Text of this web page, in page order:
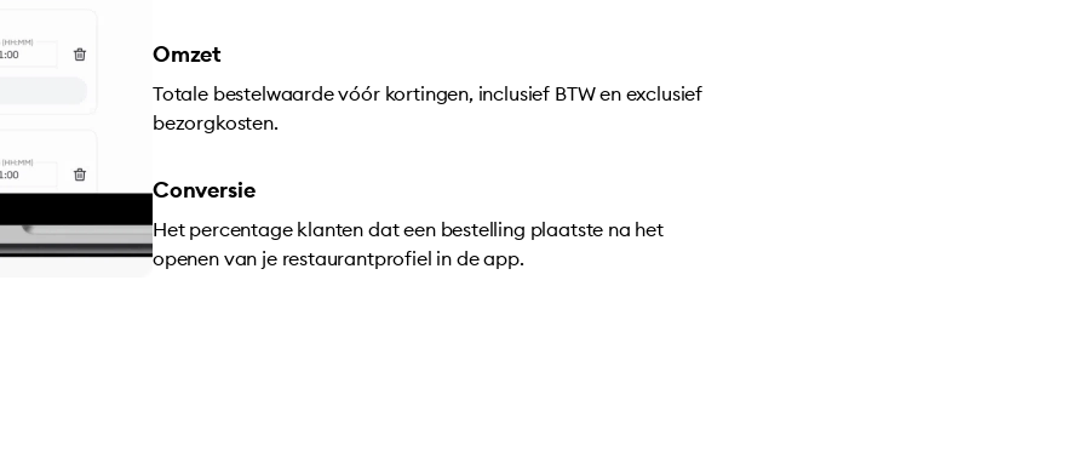
Omzet
Totale bestelwaarde vóór kortingen, inclusief BTW en exclusief
bezorgkosten.
Conversie
Het percentage klanten dat een bestelling plaatste na het
openen van je restaurantprofiel in de app.